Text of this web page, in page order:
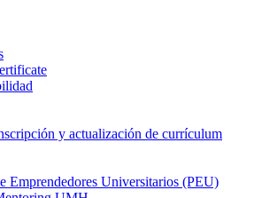
y actualización de currículum
Emprendedores Universitarios (PEU)